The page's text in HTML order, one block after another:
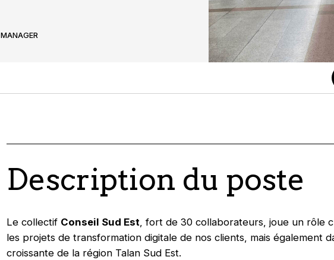
MANAGER
Description du poste
Le collectif Conseil Sud Est, fort de 30 collaborateurs, joue un rôle
les projets de transformation digitale de nos clients, mais également
croissante de la région Talan Sud Est.